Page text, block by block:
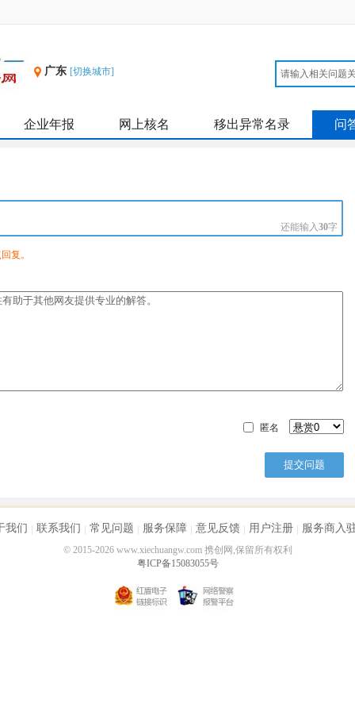
广东 [切换城市]
企业年报 网上核名 移出异常名录 问
还能输入30字
复。
匿名
我们 联系我们 常见问题 服务保障 意见反馈 用户注册 服务商入
© 2015-2026 www.xiechuangw.com 携创网,保留所有权利
粤ICP备15083055号